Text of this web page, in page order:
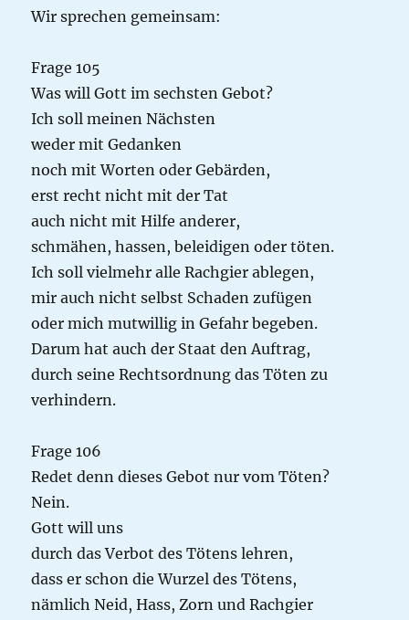
Wir sprechen gemeinsam:
Frage 105
Was will Gott im sechsten Gebot?
Ich soll meinen Nächsten
weder mit Gedanken
noch mit Worten oder Gebärden,
erst recht nicht mit der Tat
auch nicht mit Hilfe anderer,
schmähen, hassen, beleidigen oder töten.
Ich soll vielmehr alle Rachgier ablegen,
mir auch nicht selbst Schaden zufügen
oder mich mutwillig in Gefahr begeben.
Darum hat auch der Staat den Auftrag,
durch seine Rechtsordnung das Töten zu
verhindern.
Frage 106
Redet denn dieses Gebot nur vom Töten?
Nein.
Gott will uns
durch das Verbot des Tötens lehren,
dass er schon die Wurzel des Tötens,
nämlich Neid, Hass, Zorn und Rachgier